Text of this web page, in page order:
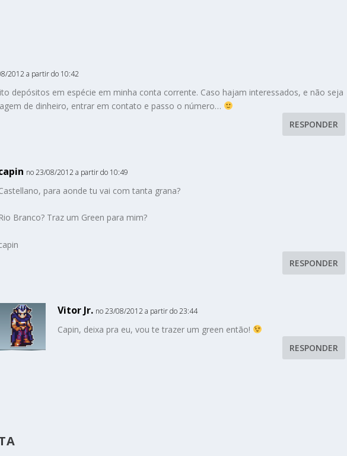
2012 a partir do 10:42
depósitos em espécie em minha conta corrente. Caso hajam interessados, e não seja
de dinheiro, entrar em contato e passo o número…
RESPONDER
no 23/08/2012 a partir do 10:49
para aonde tu vai com tanta grana?
Rio Branco? Traz um Green para mim?
RESPONDER
Vitor Jr. no 23/08/2012 a partir do 23:44
Capin, deixa pra eu, vou te trazer um green então!
RESPONDER